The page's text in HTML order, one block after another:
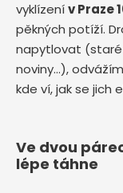
vyklízenív Praze
pěkných potíží.
napytlovat (staré
noviny…),
kde ví, jak se jich
Ve dvou
lépe táhne